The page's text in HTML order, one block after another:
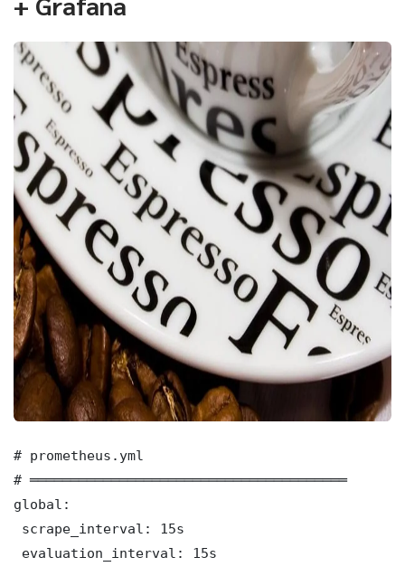
# prometheus.yml
# ═══════════════════════════════════════
global:
scrape_interval: 15s
evaluation_interval: 15s